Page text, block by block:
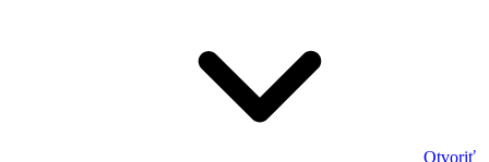
Otvoriť